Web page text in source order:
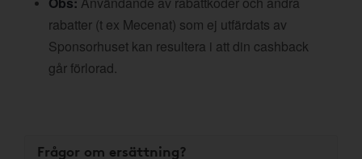
rabatter (t ex Mecenat) som ej utfärdats av
Sponsorhuset kan resultera i att din cashback
går förlorad.
Frågor om ersättning?